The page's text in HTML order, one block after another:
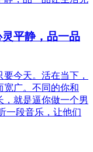
平静，品一品
今天。活在当下，
宽广。不同的你和
就是逼你做一个男
一段音乐，让他们